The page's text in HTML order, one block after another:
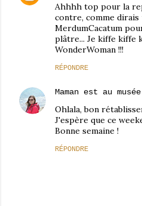
Ahhhh top pour la
contre, comme dirais
MerdumCacatum
plâtre... Je kiffe kiffe
WonderWoman !!!
RÉPONDRE
Maman est au musée
Ohlala, bon
J'espère que ce
Bonne semaine !
RÉPONDRE